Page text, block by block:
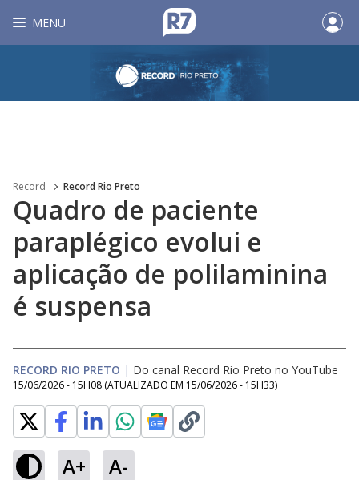
MENU
Record Record Rio Preto
Quadro de paciente
paraplégico evolui e
aplicação de polilaminina
é suspensa
RECORD RIO PRETO | Do canal Record Rio Preto no YouTube
15/06/2026 - 15H08 (ATUALIZADO EM 15/06/2026 - 15H33)
A+ A-